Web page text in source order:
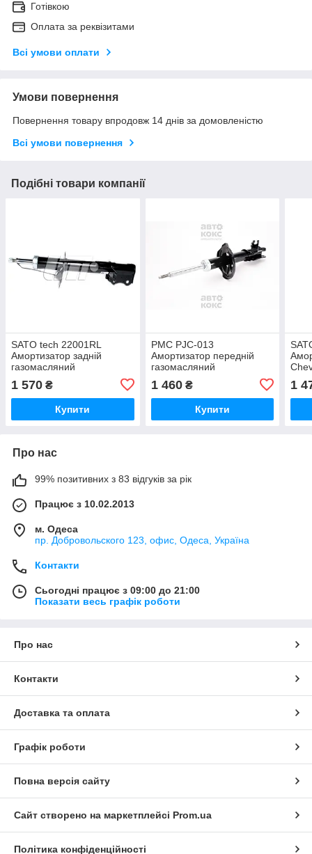
Готівкою
Оплата за реквізитами
Всі умови оплати
Умови повернення
Повернення товару впродовж 14 днів за домовленістю
Всі умови повернення
Подібні товари компанії
SATO tech 22001RL
Амортизатор задній
газомасляний
Chevrolet/Daewoo Lacetti
Nubira 1.4-1.8
1 570 ₴
Купити
PMC PJC-013
Амортизатор передній
газомасляний
Chevrolet/Daewoo Lacetti
Nubira 1.4-2.0
1 460₴
Купити
1
Про нас
99% позитивних з 83 відгуків за рік
Працює з 10.02.2013
м. Одеса
пр. Добровольского 123, офис, Одеса, Україна
Контакти
Сьогодні працює з 09:00 до 21:00
Показати весь графік роботи
Про нас
Контакти
Доставка та оплата
Графік роботи
Повна версія сайту
Сайт створено на маркетплейсі Prom.ua
Політика конфіденційності